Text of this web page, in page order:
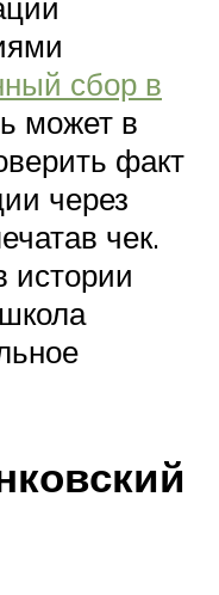
сбор в
может в
факт
через
чек.
истории